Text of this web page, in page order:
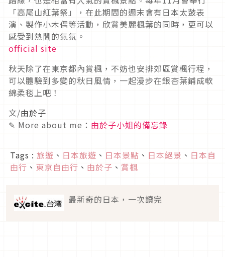
「高尾山紅葉祭」，在此期間的週末會有日本太鼓表
演、製作小木偶等活動，欣賞美麗楓葉的同時，更可以
感受到熱鬧的氣氛。
official site
秋天除了在東京都內賞楓，不妨也安排郊區賞楓行程，
可以體驗到多變的秋日風情，一起漫步在銀杏葉鋪成軟
綿柔毯上吧！
文/由於子
✎ More about me： 由於子小姐的備忘錄
Tags : 旅遊 、 日本旅遊 、 日本景點 、 日本絕景 、 日本自
由行 、 東京自由行 、 由於子 、 賞楓
最新奇的日本，一次讀完